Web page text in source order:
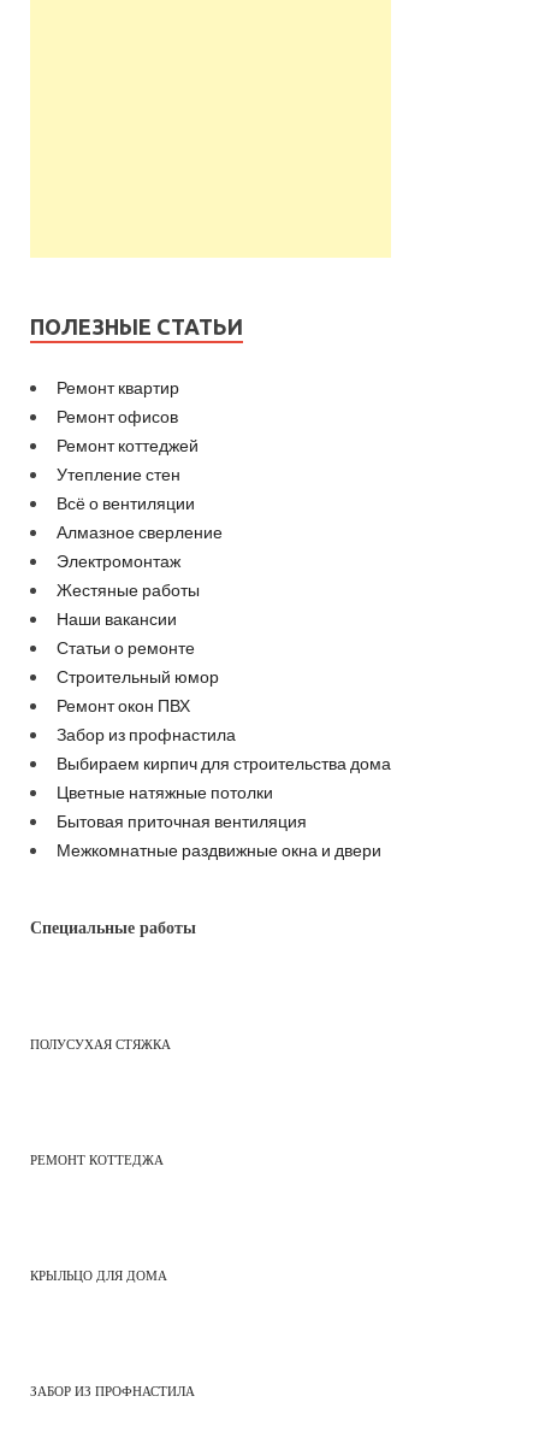
ПОЛЕЗНЫЕ СТАТЬИ
Ремонт квартир
Ремонт офисов
Ремонт коттеджей
Утепление стен
Всё о вентиляции
Алмазное сверление
Электромонтаж
Жестяные работы
Наши вакансии
Статьи о ремонте
Строительный юмор
Ремонт окон ПВХ
Забор из профнастила
Выбираем кирпич для строительства дома
Цветные натяжные потолки
Бытовая приточная вентиляция
Межкомнатные раздвижные окна и двери
Специальные работы
ПОЛУСУХАЯ СТЯЖКА
РЕМОНТ КОТТЕДЖА
КРЫЛЬЦО ДЛЯ ДОМА
ЗАБОР ИЗ ПРОФНАСТИЛА